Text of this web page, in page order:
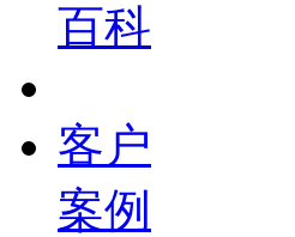
百科
客户
案例